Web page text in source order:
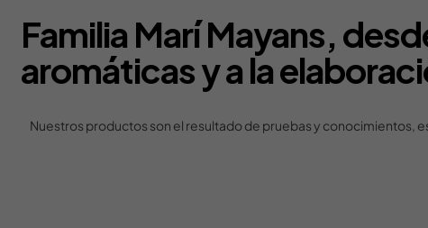
Familia Marí Mayans,
aromáticas y a la
Nuestros productos son el resultado de pruebas y conocimientos,